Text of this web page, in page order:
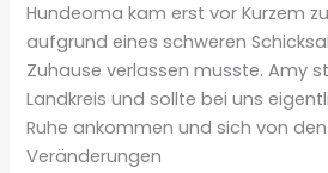
Hundeoma kam erst vor Kurzem
aufgrund eines schweren
Zuhause verlassen musste. Amy
Landkreis und sollte bei uns
Ruhe ankommen und sich von
Veränderungen